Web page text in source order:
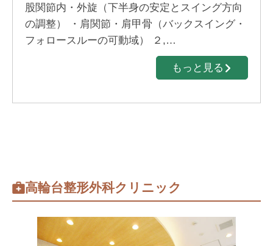
股関節内・外旋（下半身の安定とスイング方向
の調整） ・肩関節・肩甲骨（バックスイング・
フォロースルーの可動域） ２,…
もっと見る
高輪台整形外科クリニック